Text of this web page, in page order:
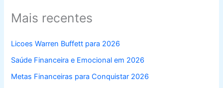
Mais recentes
Licoes Warren Buffett para 2026
Saúde Financeira e Emocional em 2026
Metas Financeiras para Conquistar 2026